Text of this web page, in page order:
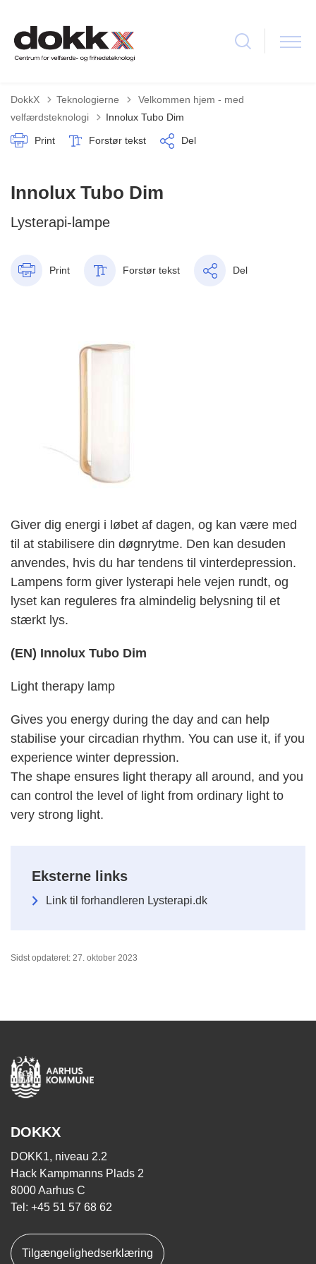
DokkX Teknologierne Tilbage til
Velkommen hjem - med
velfærdsteknologi
Innolux Tubo Dim
Print Forstør tekst Del
Innolux Tubo Dim
Lysterapi-lampe
Print Forstør tekst Del
Giver dig energi i løbet af dagen, og kan være med
til at stabilisere din døgnrytme. Den kan desuden
anvendes, hvis du har tendens til vinterdepression.
Lampens form giver lysterapi hele vejen rundt, og
lyset kan reguleres fra almindelig belysning til et
stærkt lys.
(EN) Innolux Tubo Dim
Light therapy lamp
Gives you energy during the day and can help
stabilise your circadian rhythm. You can use it, if you
experience winter depression.
The shape ensures light therapy all around, and you
can control the level of light from ordinary light to
very strong light.
Eksterne links
Link til forhandleren Lysterapi.dk
Sidst opdateret: 27. oktober 2023
DOKKX
DOKK1, niveau 2.2
Hack Kampmanns Plads 2
8000 Aarhus C
Tel: +45 51 57 68 62
Tilgængelighedserklæring